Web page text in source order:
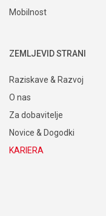
Mobilnost
ZEMLJEVID STRANI
Raziskave & Razvoj
O nas
Za dobavitelje
Novice & Dogodki
KARIERA